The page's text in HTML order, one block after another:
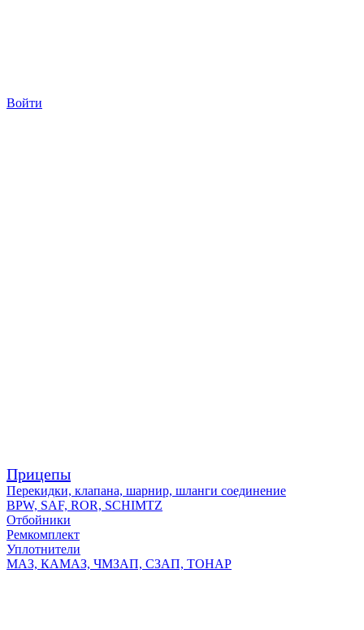
Войти
Прицепы
Перекидки, клапана, шарнир, шланги соединение
BPW, SAF, ROR, SCHIMTZ
Отбойники
Ремкомплект
Уплотнители
МАЗ, КАМАЗ, ЧМЗАП, СЗАП, ТОНАР